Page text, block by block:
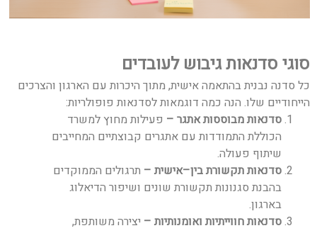
סוגי סדנאות גיבוש לעובדים
כל סדנה נבנית בהתאמה אישית, מתוך היכרות עם הארגון והצרכים
הייחודיים שלו. הנה כמה דוגמאות לסדנאות פופולריות:
סדנאות מבוססות אתגר – פעילות מחוץ למשרד
הכוללת התמודדות עם אתגרים קבוצתיים המחייבים
שיתוף פעולה.
סדנאות תקשורת בין–אישית – תרגולים הממוקדים
בהבנת סגנונות תקשורת שונים ושיפור הדיאלוג
בארגון.
סדנאות חווייתיות ואומנותיות – יצירה משותפת,